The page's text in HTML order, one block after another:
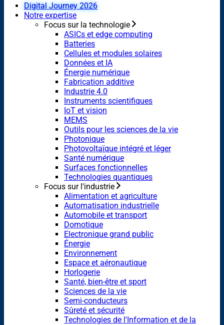
Digital Journey 2026
Notre expertise
Focus sur la technologie
ASICs et edge computing
Batteries
Cellules et modules solaires
Données et IA
Énergie numérique
Fabrication additive
Industrie 4.0
Instruments scientifiques
IoT et vision
MEMS
Outils pour les sciences de la vie
Photonique
Photovoltaïque intégré et léger
Santé numérique
Surfaces fonctionnelles
Technologies quantiques
Focus sur l'industrie
Alimentation et agriculture
Automatisation industrielle
Automobile et transport
Domotique
Electronique grand public
Énergie
Environnement
Espace et aéronautique
Horlogerie
Santé, bien-être et sport
Sciences de la vie
Semi-conducteurs
Sûreté et sécurité
Technologies de l'Information et de la